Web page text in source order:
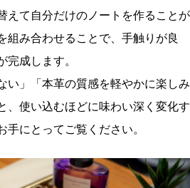
えて自分だけのノートを作ることが
組み合わせることで、手触りが良
完成します。
い」「本革の質感を軽やかに楽しみ
使い込むほどに味わい深く変化す
手にとってご覧ください。